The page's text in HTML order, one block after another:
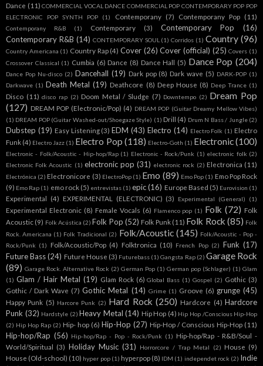
Dance (11) COMMERCIAL VOCAL DANCE COMMERCIAL POP CONTEMPORARY POP POP
ELECTRONIC POP SYNTH POP
(1) Contemporany (7) Contemporany Pop (11)
Contemporany R&B (1) Contemporary (3) Contemporary Pop
(16)
Contemporary R&B (14) CONTEMPORARY SOUL (1) Corridos (1) Country (96)
Country Americana (1) Country Rap (4) Cover (26) Cover (official) (25) Covers (1)
Crossover Classical (1) Cumbia (6) Dance (8) Dance Hall (5) Dance Pop (204)
Dance Pop Nu-disco (2) Dancehall (19) Dark pop (8) Dark wave (5) DARK-POP (1)
Darkwave (1) Death Metal (19) Deathcore (8) Deep House (8) Deep Trance (1)
Disco (11) disco rap (2) Doom Metal / Sludge (7) Downtempo (2) Dream Pop
(127) DREAM POP (Electronic/Pop) (4) DREAM POP (Guitar Dreamy Mellow Vibes)
(1) DREAM POP (Guitar Washed-out/Shoegaze Style) (1) Drill (4) Drum N Bass / Jungle (2)
Dubstep (19) Easy Listening (3) EDM (43) Electro (14) Electro Folk (1) Electro
Funk (4) Electro Jazz (1) Electro Pop (118) Electro-Goth (1) Electronic(100)
Electronic - Folk/Acoustic - Hip-hop/Rap (1) Electronic - Rock/Punk (1) electronic folk (2)
Electronic Folk Acoustic (1) electronic pop (31) electronic rock (2) Electronica (11)
Electrónica (2) Electronicore (3) ElectroPop (1) Emo (89) Emo Pop (1) Emo Pop Rock
(9) Emo Rap (1) emo rock (5) entrevistas (1) epic (16) Europe Based (5) Eurovision (1)
Experimental (4) EXPERIMENTAL (ELECTRONIC) (3) Experimental (General) (1)
Experimental Electronic (8) Female Vocals (6) Flamenco pop (1) Folk (72) Folk
Acoustic (9) Folk Acústica (2) Folk Pop (52) Folk Punk (11) Folk Rock (85) Folk
Rock. Americana (1) Folk Tradicional (2) Folk/Acoustic (145) Folk/Acoustic - Pop -
Rock/Punk (1) Folk/Acoustic/Pop (4) Folktronica (10) French Pop (2) Funk (17)
Future Bass (24) Future House (3) Futurebass (1) Gangsta Rap (2) Garage Rock
(89) Garage Rock. Alternative Rock (2) German Pop (1) German pop (Schlager) (1) Glam
(1) Glam / Hair Metal (19) Glam Rock (6) Global Bass (1) Gospel (2) Gothic (3)
Gothic / Dark Wave (7) Gothic Metal (14) Grime (1) Groove (6) grunge (45)
Happy Punk (5) Harcore Punk (2) Hard Rock (250) Hardcore (4) Hardcore
Punk (32) Hardstyle (2) Heavy Metal (14) Hip Hop (4) Hip Hop /Conscious Hip-Hop
(2) Hip Hop Rap (2) Hip- hop (6) Hip-Hop (27) Hip-Hop / Conscious Hip-Hop (11)
Hip-hop/Rap (56) Hip-hop/Rap - Pop - Rock/Punk (1) Hip-hop/Rap - R&B/Soul -
World/Spiritual (3) Holiday Music (31) Horrorcore / Trap Metal (2) House (9)
House (Old-school) (10) hyper pop (1) hyperpop (8) IDM (1) independet rock (2) Indie